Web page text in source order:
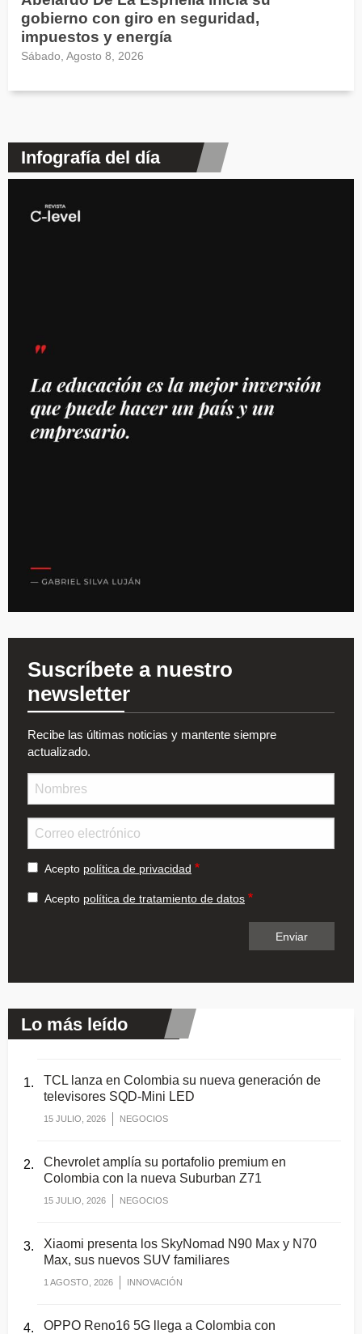
gobierno con giro en seguridad,
impuestos y energía
Sábado, Agosto 8, 2026
Infografía del día
Suscríbete a nuestro
newsletter
Recibe las últimas noticias y mantente siempre
actualizado.
Acepto política de privacidad
Acepto política de tratamiento de datos
Lo más leído
TCL lanza en Colombia su nueva generación de
televisores SQD-Mini LED
15 JULIO, 2026 NEGOCIOS
Chevrolet amplía su portafolio premium en
Colombia con la nueva Suburban Z71
15 JULIO, 2026 NEGOCIOS
Xiaomi presenta los SkyNomad N90 Max y N70
Max, sus nuevos SUV familiares
1 AGOSTO, 2026 INNOVACIÓN
OPPO Reno16 5G llega a Colombia con